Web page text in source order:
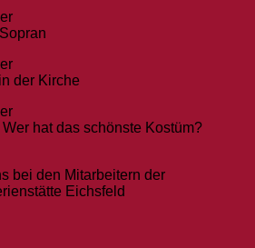
der Kirche
hat das schönste Kostüm?
bei den Mitarbeitern der
Eichsfeld